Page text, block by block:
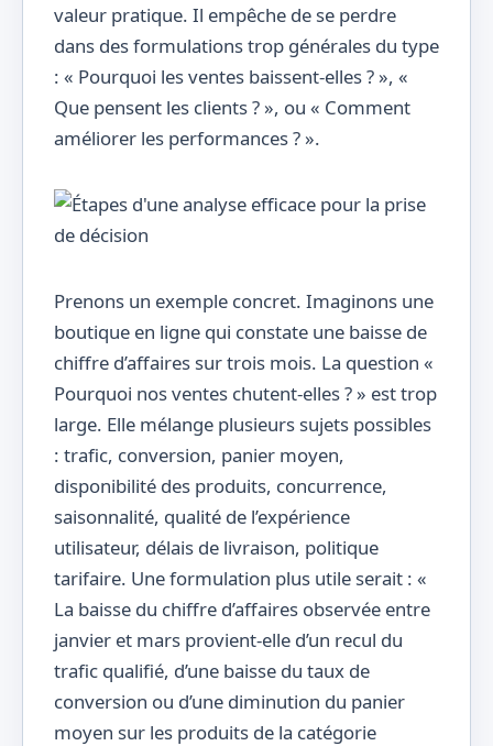
valeur pratique. Il empêche de se perdre
dans des formulations trop générales du type
: « Pourquoi les ventes baissent-elles ? », «
Que pensent les clients ? », ou « Comment
améliorer les performances ? ».
Prenons un exemple concret. Imaginons une
boutique en ligne qui constate une baisse de
chiffre d’affaires sur trois mois. La question «
Pourquoi nos ventes chutent-elles ? » est trop
large. Elle mélange plusieurs sujets possibles
: trafic, conversion, panier moyen,
disponibilité des produits, concurrence,
saisonnalité, qualité de l’expérience
utilisateur, délais de livraison, politique
tarifaire. Une formulation plus utile serait : «
La baisse du chiffre d’affaires observée entre
janvier et mars provient-elle d’un recul du
trafic qualifié, d’une baisse du taux de
conversion ou d’une diminution du panier
moyen sur les produits de la catégorie